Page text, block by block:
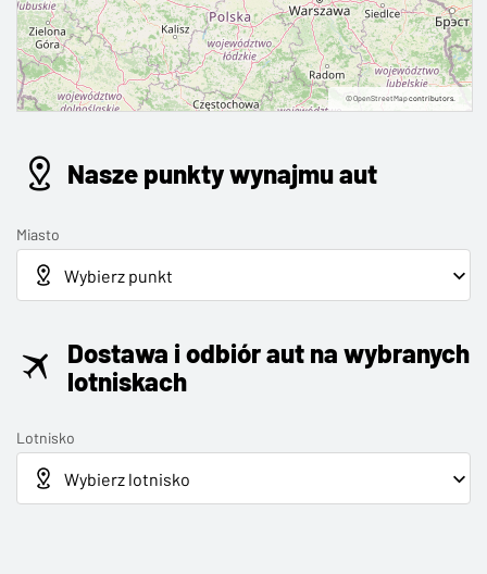
©OpenStreetMapcontributors.
Nasze punkty wynajmu aut
Miasto
Dostawa i odbiór aut na wybranych
lotniskach
Lotnisko